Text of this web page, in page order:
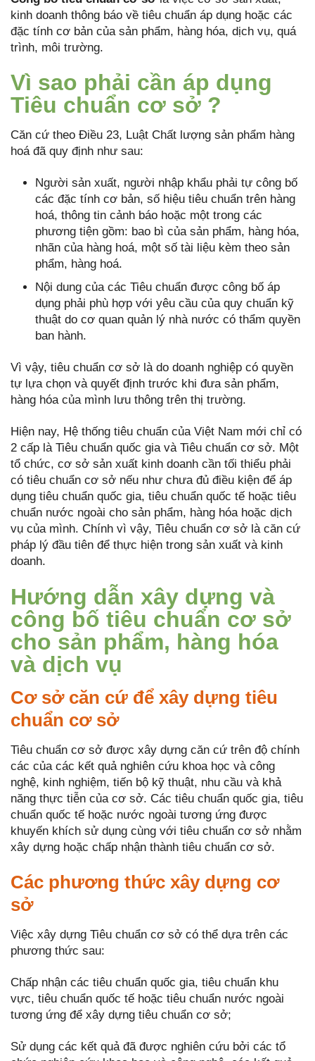
kinh doanh thông báo về tiêu chuẩn áp dụng hoặc các
đặc tính cơ bản của sản phẩm, hàng hóa, dịch vụ, quá
trình, môi trường.
Vì sao phải cần áp dụng
Tiêu chuẩn cơ sở ?
Căn cứ theo Điều 23, Luật Chất lượng sản phẩm hàng
hoá đã quy định như sau:
Người sản xuất, người nhập khẩu phải tự công bố
các đặc tính cơ bản, số hiệu tiêu chuẩn trên hàng
hoá, thông tin cảnh báo hoặc một trong các
phương tiện gồm: bao bì của sản phẩm, hàng hóa,
nhãn của hàng hoá, một số tài liệu kèm theo sản
phẩm, hàng hoá.
Nội dung của các Tiêu chuẩn được công bố áp
dụng phải phù hợp với yêu cầu của quy chuẩn kỹ
thuật do cơ quan quản lý nhà nước có thẩm quyền
ban hành.
Vì vậy, tiêu chuẩn cơ sở là do doanh nghiệp có quyền
tự lựa chọn và quyết định trước khi đưa sản phẩm,
hàng hóa của mình lưu thông trên thị trường.
Hiện nay, Hệ thống tiêu chuẩn của Việt Nam mới chỉ có
2 cấp là Tiêu chuẩn quốc gia và Tiêu chuẩn cơ sở. Một
tổ chức, cơ sở sản xuất kinh doanh cần tối thiểu phải
có tiêu chuẩn cơ sở nếu như chưa đủ điều kiện để áp
dụng tiêu chuẩn quốc gia, tiêu chuẩn quốc tế hoặc tiêu
chuẩn nước ngoài cho sản phẩm, hàng hóa hoặc dịch
vụ của mình. Chính vì vậy, Tiêu chuẩn cơ sở là căn cứ
pháp lý đầu tiên để thực hiện trong sản xuất và kinh
doanh.
Hướng dẫn xây dựng và
công bố tiêu chuẩn cơ sở
cho sản phẩm, hàng hóa
và dịch vụ
Cơ sở căn cứ để xây dựng tiêu
chuẩn cơ sở
Tiêu chuẩn cơ sở được xây dựng căn cứ trên độ chính
các của các kết quả nghiên cứu khoa học và công
nghệ, kinh nghiệm, tiến bộ kỹ thuật, nhu cầu và khả
năng thực tiễn của cơ sở. Các tiêu chuẩn quốc gia, tiêu
chuẩn quốc tế hoặc nước ngoài tương ứng được
khuyến khích sử dụng cùng với tiêu chuẩn cơ sở nhằm
xây dựng hoặc chấp nhận thành tiêu chuẩn cơ sở.
Các phương thức xây dựng cơ
sở
Việc xây dựng Tiêu chuẩn cơ sở có thể dựa trên các
phương thức sau:
Chấp nhận các tiêu chuẩn quốc gia, tiêu chuẩn khu
vực, tiêu chuẩn quốc tế hoặc tiêu chuẩn nước ngoài
tương ứng để xây dựng tiêu chuẩn cơ sở;
Sử dụng các kết quả đã được nghiên cứu bởi các tổ